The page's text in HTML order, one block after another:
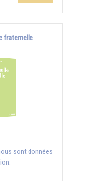
fraternelle
sont données